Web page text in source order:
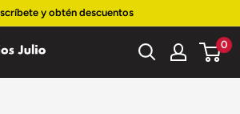
y obtén descuentos
0